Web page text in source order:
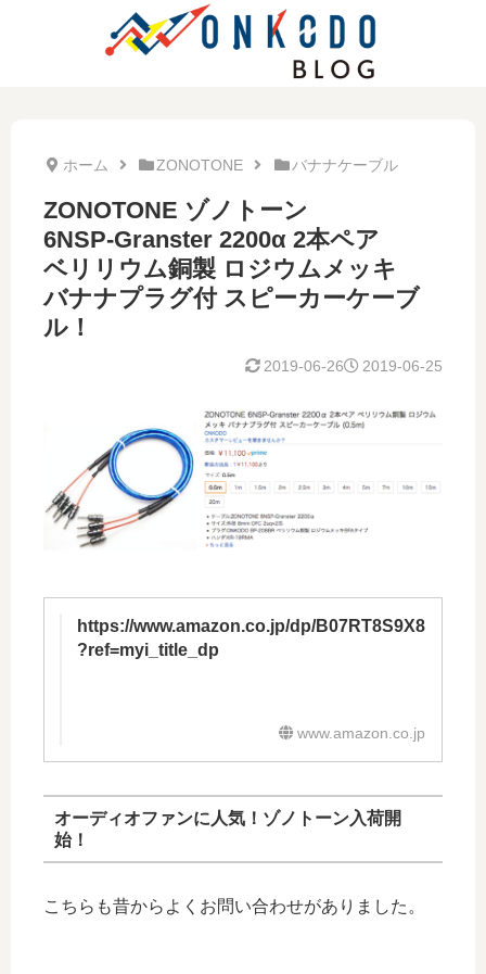
ホーム ZONOTONE バナナケーブル
ZONOTONE ゾノトーン
6NSP-Granster 2200α 2本ペア
ベリリウム銅製 ロジウムメッキ
バナナプラグ付 スピーカーケーブ
ル！
2019-06-25
2019-06-26
https://www.amazon.co.jp/dp/B07RT8S9X8
?ref=myi_title_dp
www.amazon.co.jp
オーディオファンに人気！ゾノトーン入荷開
始！
こちらも昔からよくお問い合わせがありました。